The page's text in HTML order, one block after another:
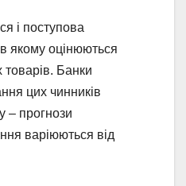
і поступова
якому оцінюються
товарів. Банки
цих чинників
– прогнози
варіюються від